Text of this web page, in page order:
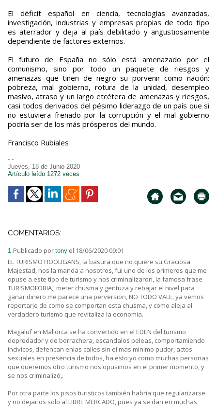
El déficit español en ciencia, tecnologías avanzadas,
investigación, industrias y empresas propias de todo tipo
es aterrador y deja al país debilitado y angustiosamente
dependiente de factores externos.
El futuro de España no sólo está amenazado por el
comunismo, sino por todo un paquete de riesgos y
amenazas que tiñen de negro su porvenir como nación:
pobreza, mal gobierno, rotura de la unidad, desempleo
masivo, atraso y un largo etcétera de amenazas y riesgos,
casi todos derivados del pésimo liderazgo de un país que si
no estuviera frenado por la corrupción y el mal gobierno
podría ser de los más prósperos del mundo.
Francisco Rubiales
- -
Jueves, 18 de Junio 2020
Artículo leído 1272 veces
COMENTARIOS:
1. Publicado por tony el 18/06/2020 09:01
EL TURISMO HOOLIGANS, la basura que no quiere su Graciosa
Majestad, nos la manda a nosotros, fui uno de los primeros que me
opuse a este tipo de turismo y nos criminalizaron, la famosa frase
TURISMOFOBIA,, meter chusma y gentuza y rebajar el nivel para
ganar dinero me parece una perversion, NO TODO VALE, ya vemos
reportarje de como se comportan esta chusma, y como aleja al
verdadero turismo que revitaliza la economia.
Magaluf en Mallorca se ha convertido en el EDEN del turismo
depredador y de borrachera, escandalos peleas, comportamiendo
incivicos, defencan enlas calles sin el mas minimo pudor, actos
sexuales en presencia de todos, ha esto yo como muchas personas
que queremos otro turismo nos opusimos en el primer momento, y
se nos criminalizó,.
Por otra parte los pisos turisticos también habria que regularizarse
y no dejarlos solo al LIBRE MERCADO, pues ya se dan en muchas